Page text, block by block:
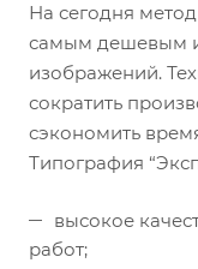
На сегодня
самым дешевым
изображений.
сократить
сэкономить
Типография
высокое
работ;